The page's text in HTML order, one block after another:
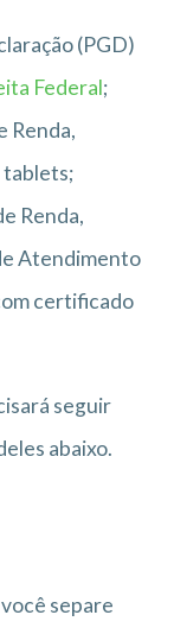
(PGD)
Federal;
Renda,
tablets;
Renda,
Atendimento
certificado
seguir
abaixo.
separe